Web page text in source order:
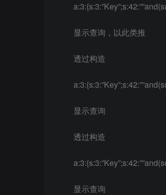
显示查询，以此类推
透过构造
显示查询
透过构造
显示查询